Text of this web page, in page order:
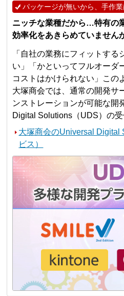
パッケージが無いから、手作
ニッチな業種だから…特有
効率化をあきらめていません
「自社の業務にフィットする
い」「かといってフルオーダ
コストはかけられない」この
大塚商会では、通常の開発サ
ンストレーションが可能な開
Digital Solutions（UDS）の受
大塚商会のUniversal Digital
ビス）